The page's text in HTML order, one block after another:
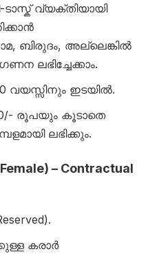
വ്യക്തിയായി
ബിരുദം, അല്ലെങ്കിൽ
ലഭിച്ചേക്കാം.
വയസ്സിനും ഇടയിൽ.
രൂപയും കൂടാതെ
ലഭിക്കും.
– Contractual
കരാർ